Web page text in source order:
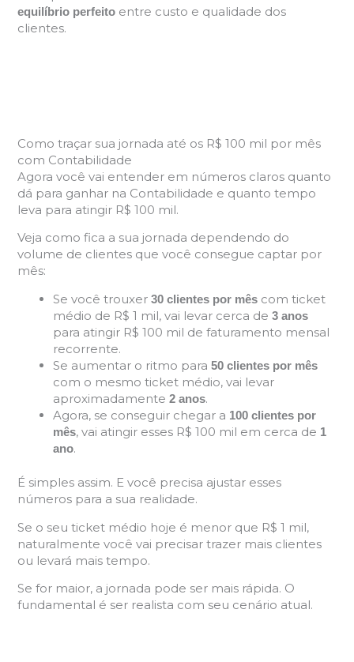
equilíbrio perfeitoentre custo e qualidade dos
clientes.
Como traçar sua jornada até os R$ 100 mil por mês
com Contabilidade
Agora você vai entender em números claros quanto
dá para ganhar na Contabilidade e quanto tempo
leva para atingir R$ 100 mil.
Veja como fica a sua jornada dependendo do
volume de clientes que você consegue captar por
mês:
Se você trouxer 30 clientes por mêscom ticket
médio de R$ 1 mil, vai levar cerca de 3 anos
para atingir R$ 100 mil de faturamento mensal
recorrente.
Se aumentar o ritmo para 50 clientes por mês
com o mesmo ticket médio, vai levar
aproximadamente 2 anos.
Agora, se conseguir chegar a 100 clientes por
mês, vai atingir esses R$ 100 mil em cerca de 1
ano.
É simples assim. E você precisa ajustar esses
números para a sua realidade.
Se o seu ticket médio hoje é menor que R$ 1 mil,
naturalmente você vai precisar trazer mais clientes
ou levará mais tempo.
Se for maior, a jornada pode ser mais rápida. O
fundamental é ser realista com seu cenário atual.